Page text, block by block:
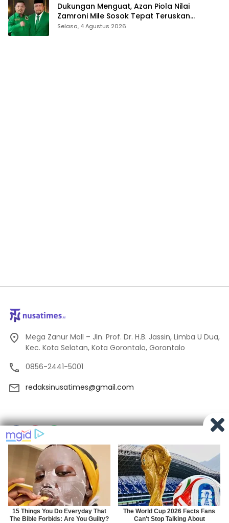
Dukungan Menguat, Azan Piola Nilai
Zamroni Mile Sosok Tepat Teruskan
Pembangunan Bone Bolango
Selasa, 4 Agustus 2026
Mega Zanur Mall – Jln. Prof. Dr. H.B. Jassin, Limba U Dua,
Kec. Kota Selatan, Kota Gorontalo, Gorontalo
0856-2441-5001
redaksinusatimes@gmail.com
Tentang Kami Redaksi
Pedoman Media Siber
Privacy
Indeks Berita
© 2024Nusatimes.id